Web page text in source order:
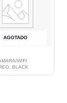
AGOTADO
WIFI
BLACK